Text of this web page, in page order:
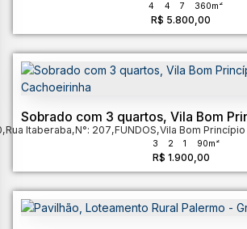
R$ 5.800,00
4 4 7 360m²
Sobrado com 3 quartos, Vila Bom
Cachoeirinha
R$ 1.900,00
,Rua Itaberaba,N°: 207,FUNDOS,Vila Bom Princípio
3 2 1 90m²